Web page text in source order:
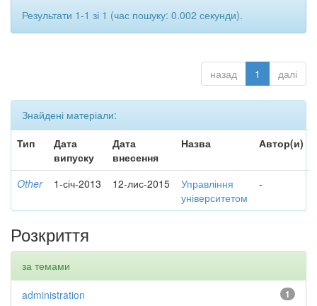
Результати 1-1 зі 1 (час пошуку: 0.002 секунди).
назад 1 далі
Знайдені матеріали:
Тип
Дата
випуску
Дата
внесення
Назва Автор(и)
Other 1-січ-2013 12-лис-2015
Управління
університетом
-
Розкриття
за темами
1
administration